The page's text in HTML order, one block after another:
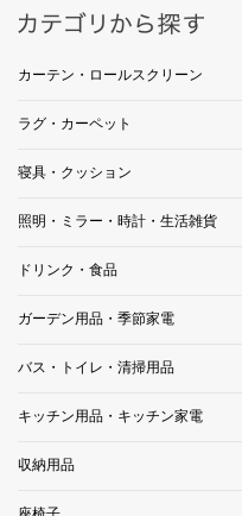
カーテン・ロールスクリーン
ラグ・カーペット
寝具・クッション
照明・ミラー・時計・生活雑貨
ドリンク・食品
ガーデン用品・季節家電
バス・トイレ・清掃用品
キッチン用品・キッチン家電
収納用品